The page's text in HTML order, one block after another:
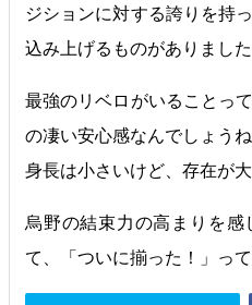
ジションに対する誇りを持
込み上げるものがありました
最強のリベロがいることっ
の凄い安心感なんでしょうね
身長は小さいけど、存在が大
烏野の結束力の高まりを
て、「ついに揃った！」って